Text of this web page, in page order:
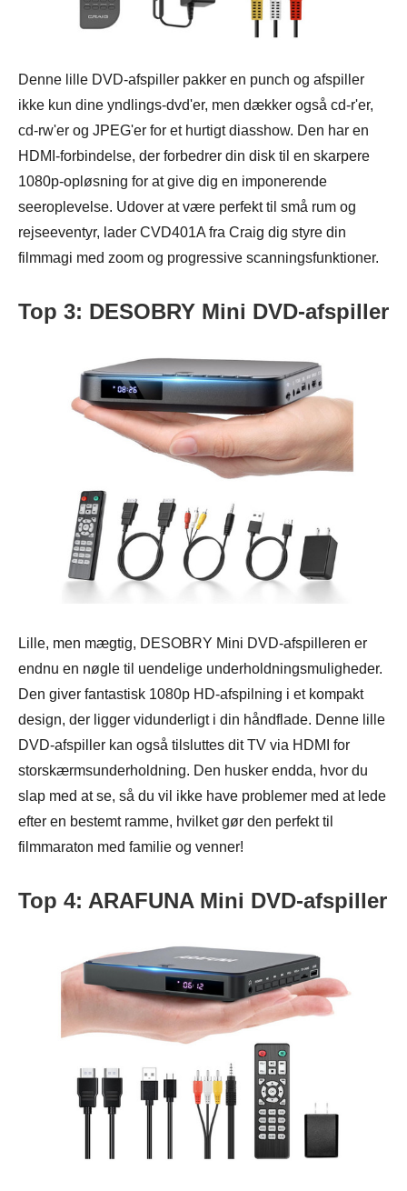
Denne lille DVD-afspiller pakker en punch og afspiller
ikke kun dine yndlings-dvd'er, men dækker også cd-r'er,
cd-rw'er og JPEG'er for et hurtigt diasshow. Den har en
HDMI-forbindelse, der forbedrer din disk til en skarpere
1080p-opløsning for at give dig en imponerende
seeroplevelse. Udover at være perfekt til små rum og
rejseeventyr, lader CVD401A fra Craig dig styre din
filmmagi med zoom og progressive scanningsfunktioner.
Top 3: DESOBRY Mini DVD-afspiller
Lille, men mægtig, DESOBRY Mini DVD-afspilleren er
endnu en nøgle til uendelige underholdningsmuligheder.
Den giver fantastisk 1080p HD-afspilning i et kompakt
design, der ligger vidunderligt i din håndflade. Denne lille
DVD-afspiller kan også tilsluttes dit TV via HDMI for
storskærmsunderholdning. Den husker endda, hvor du
slap med at se, så du vil ikke have problemer med at lede
efter en bestemt ramme, hvilket gør den perfekt til
filmmaraton med familie og venner!
Top 4: ARAFUNA Mini DVD-afspiller